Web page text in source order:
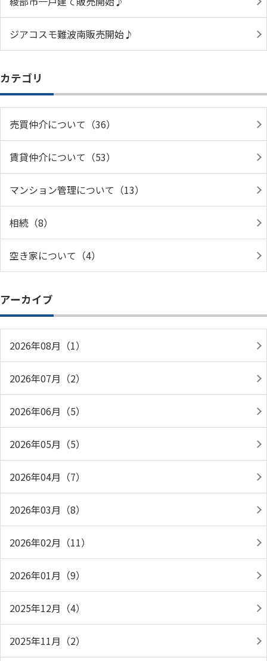
ジアコスモ難波南販売開始♪
カテゴリ
売買仲介について（36）
賃貸仲介について（53）
マンション管理について（13）
相続（8）
空き家について（4）
アーカイブ
2026年08月（1）
2026年07月（2）
2026年06月（5）
2026年05月（5）
2026年04月（7）
2026年03月（8）
2026年02月（11）
2026年01月（9）
2025年12月（4）
2025年11月（2）